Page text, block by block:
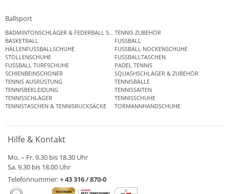
Ballsport
BADMINTONSCHLÄGER & FEDERBALL SETSTENNIS ZUBEHÖR
BASKETBALL
FUSSBALL
HALLENFUSSBALLSCHUHE
FUSSBALL NOCKENSCHUHE
STOLLENSCHUHE
FUSSBALLTASCHEN
FUSSBALL TURFSCHUHE
PADEL TENNIS
SCHIENBEINSCHONER
SQUASHSCHLÄGER & ZUBEHÖR
TENNIS AUSRÜSTUNG
TENNISBÄLLE
TENNISBEKLEIDUNG
TENNISSAITEN
TENNISSCHLÄGER
TENNISSCHUHE
TENNISTASCHEN & TENNISRUCKSÄCKE
TORMANNHANDSCHUHE
Hilfe & Kontakt
Mo. – Fr. 9.30 bis 18.30 Uhr
Sa. 9.30 bis 18.00 Uhr
Telefonnummer:+ 43 316 / 870-0